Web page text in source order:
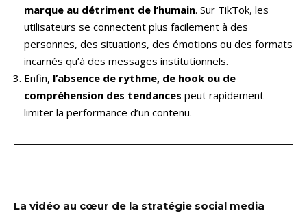
marque au détriment de l’humain. Sur TikTok, les
utilisateurs se connectent plus facilement à des
personnes, des situations, des émotions ou des formats
incarnés qu’à des messages institutionnels.
Enfin, l’absence de rythme, de hook ou de
compréhension des tendances peut rapidement
limiter la performance d’un contenu.
La vidéo au cœur de la stratégie social media